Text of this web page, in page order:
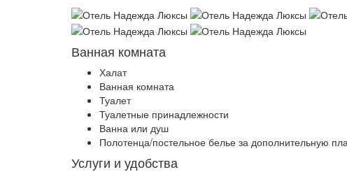
Ванная комната
Халат
Ванная комната
Туалет
Туалетные принадлежности
Ванна или душ
Полотенца/постельное белье за дополнительную
Услуги и удобства